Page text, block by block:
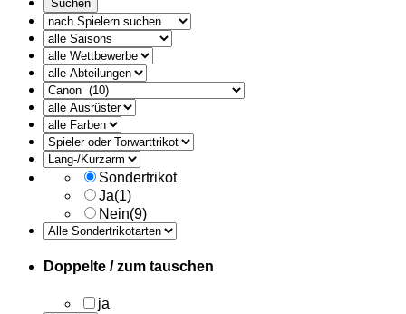
alle
Ausruester
Sondertrikot
Ja(1)
Nein(9)
Doppelte / zum tauschen
ja